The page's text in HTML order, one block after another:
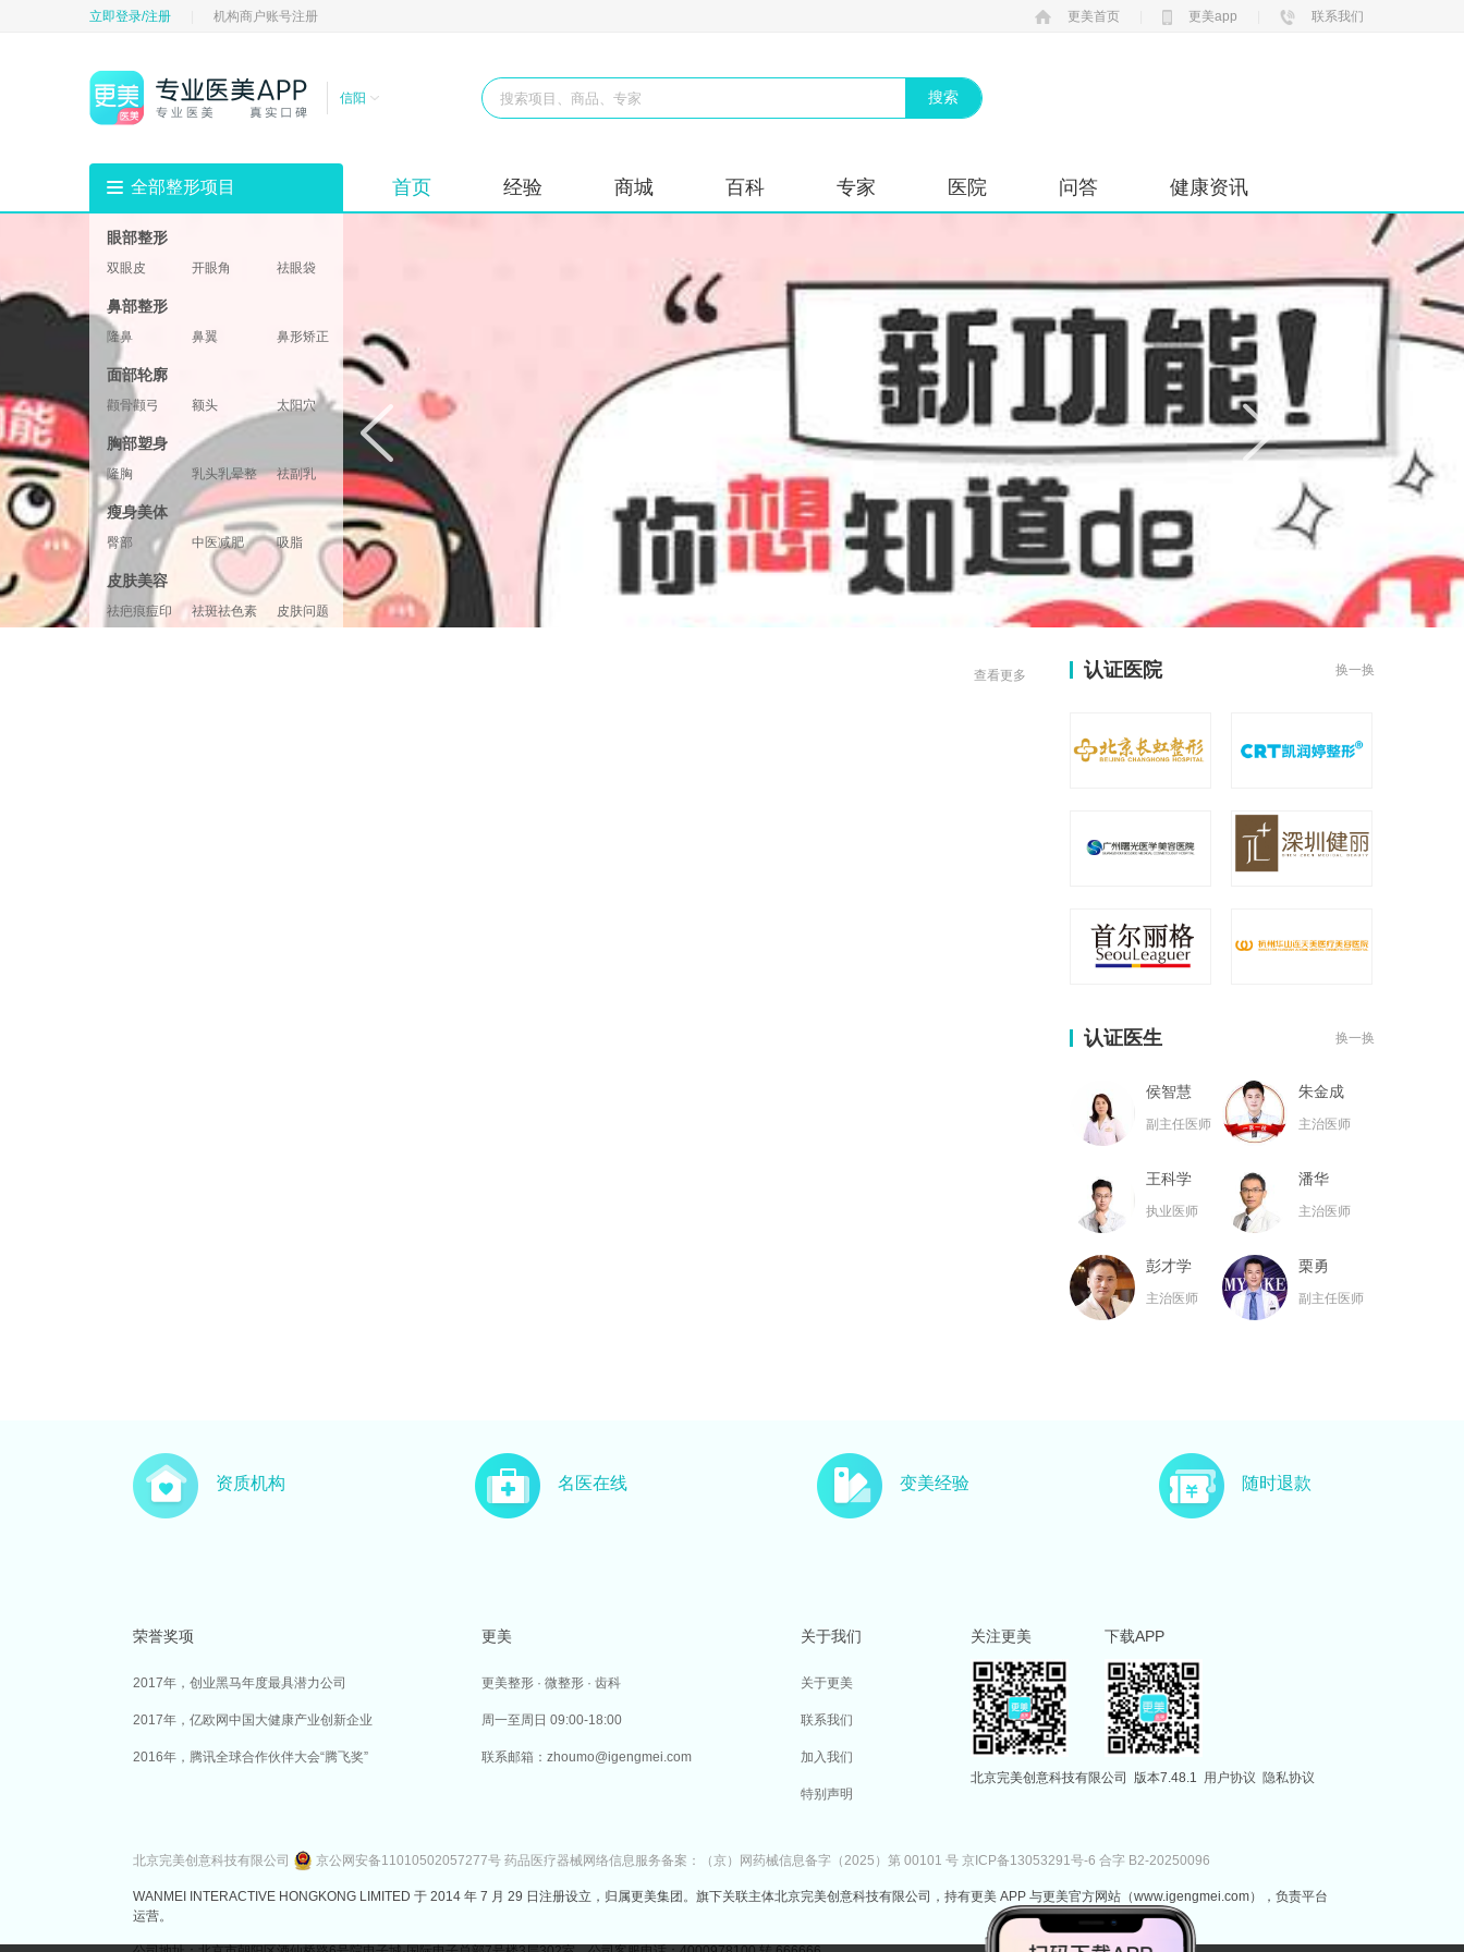
立即登录/注册 机构商户账号注册 更美首页 更美app 联系我们
信阳
全部整形项目 首页 经验 商城 百科 专家 医院 问答 健康资讯
眼部整形
双眼皮 开眼角
祛眼袋
垫眉弓
鼻部整形
隆鼻 鼻翼
鼻形矫正
鼻部修复
鼻小柱
面部轮廓
颧骨颧弓 额头
太阳穴
酒窝
下颌角
两颚
胸部塑身
隆胸 乳头乳晕整形 祛副乳
胸形美化
胸部修复 胸部套餐
瘦身美体
臀部 中医减肥
吸脂
腿部塑形
超声溶脂
射频溶脂
冷冻溶脂
光纤溶脂
皮肤美容
祛疤痕痘印 祛斑祛色素
皮肤问题
查看更多
认证医院 换一换
认证医生 换一换
侯智慧
副主任医师
朱金成
主治医师
王科学
执业医师
潘华
主治医师
彭才学
主治医师
栗勇
副主任医师
主治医师 副主任医师
资质机构 名医在线 变美经验 随时退款
荣誉奖项
2017年，创业黑马年度最具潜力公司
2017年，亿欧网中国大健康产业创新企业
2016年，腾讯全球合作伙伴大会“腾飞奖”
更美
更美整形 · 微整形 · 齿科
周一至周日 09:00-18:00
联系邮箱：zhoumo@igengmei.com
关于我们
关于更美
联系我们
加入我们
特别声明
关注更美 下载APP
北京完美创意科技有限公司 版本7.48.1 用户协议 隐私协议
北京完美创意科技有限公司 京公网安备11010502057277号 药品医疗器械网络信息服务备案：（京）网药械信息备字（2025）第 00101 号 京ICP备13053291号-6 合字 B2-20250096
WANMEI INTERACTIVE HONGKONG LIMITED 于 2014 年 7 月 29 日注册设立，归属更美集团。旗下关联主体北京完美创意科技有限公司，持有更美 APP 与更美官方网站（www.igengmei.com），负责平台
运营。